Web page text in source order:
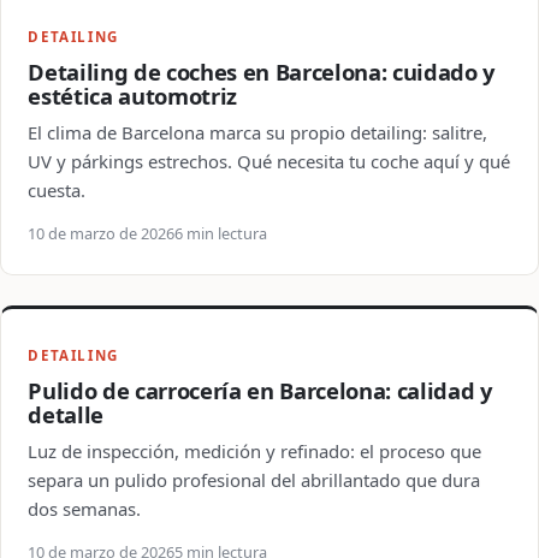
DETAILING
Detailing de coches en Barcelona: cuidado y
estética automotriz
El clima de Barcelona marca su propio detailing: salitre,
UV y párkings estrechos. Qué necesita tu coche aquí y qué
cuesta.
10 de marzo de 20266 min lectura
DETAILING
Pulido de carrocería en Barcelona: calidad y
detalle
Luz de inspección, medición y refinado: el proceso que
separa un pulido profesional del abrillantado que dura
dos semanas.
10 de marzo de 20265 min lectura